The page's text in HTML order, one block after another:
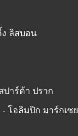
ลิสบอน
ปาร์ต้า ปราก
โอลิมปิก มาร์กเซย